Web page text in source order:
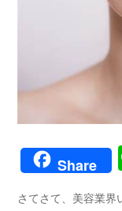
Share
さてさて、美容業界